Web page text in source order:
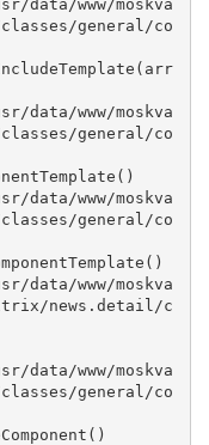
general/co
general/co
general/co
news.detail/c
general/co